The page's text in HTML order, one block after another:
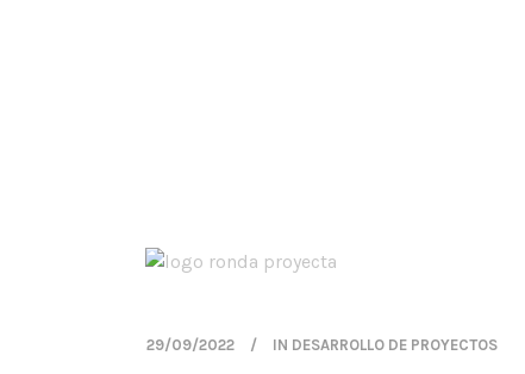
29/09/2022 IN DESARROLLO DE PROYECTOS